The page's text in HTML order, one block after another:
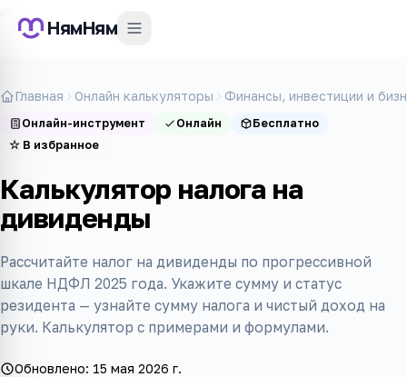
НямНям
Главная Онлайн калькуляторы Финансы, инвестиции и
Онлайн-инструмент Онлайн
Бесплатно
☆ В избранное
Калькулятор налога на
дивиденды
Рассчитайте налог на дивиденды по прогрессивной
шкале НДФЛ 2025 года. Укажите сумму и статус
резидента — узнайте сумму налога и чистый доход на
руки. Калькулятор с примерами и формулами.
Обновлено: 15 мая 2026 г.